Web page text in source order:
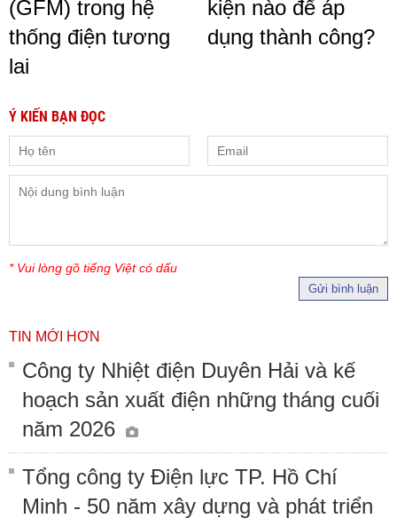
(GFM) trong hệ
thống điện tương
lai
kiện nào để áp
dụng thành công?
Ý KIẾN BẠN ĐỌC
* Vui lòng gõ tiếng Việt có dấu
Gửi bình luận
TIN MỚI HƠN
Công ty Nhiệt điện Duyên Hải và kế
hoạch sản xuất điện những tháng cuối
năm 2026
Tổng công ty Điện lực TP. Hồ Chí
Minh - 50 năm xây dựng và phát triển